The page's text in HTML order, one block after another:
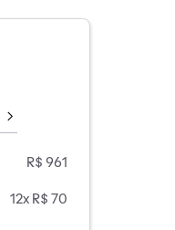
R$ 961
12x R$ 70